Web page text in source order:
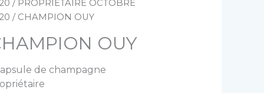
/ PROPRIETAIRE OCTOBRE
/ CHAMPION OUY
OUY
de champagne